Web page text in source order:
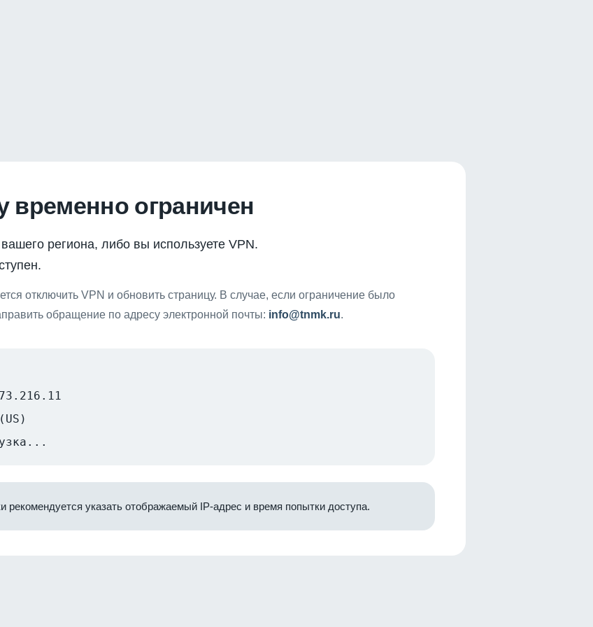
временно ограничен
региона, либо вы используете VPN.
отключить VPN и обновить страницу. В случае, если ограничение было
обращение по адресу электронной почты: info@tnmk.ru.
указать отображаемый IP-адрес и время попытки доступа.